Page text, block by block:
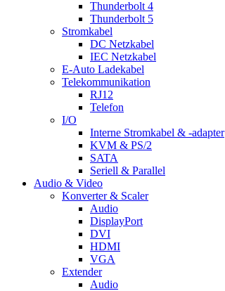
Thunderbolt 4
Thunderbolt 5
Stromkabel
DC Netzkabel
IEC Netzkabel
E-Auto Ladekabel
Telekommunikation
RJ12
Telefon
I/O
Interne Stromkabel & -adapter
KVM & PS/2
SATA
Seriell & Parallel
Audio & Video
Konverter & Scaler
Audio
DisplayPort
DVI
HDMI
VGA
Extender
Audio